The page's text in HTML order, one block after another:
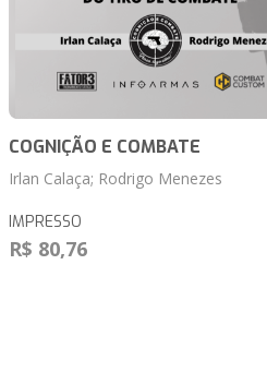
COGNIÇÃO E COMBATE
Irlan Calaça; Rodrigo Menezes
IMPRESSO
R$ 80,76